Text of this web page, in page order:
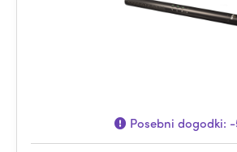
Posebni dogodki: -